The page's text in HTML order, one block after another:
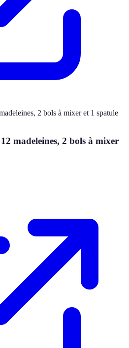
madeleines, 2 bols à mixer